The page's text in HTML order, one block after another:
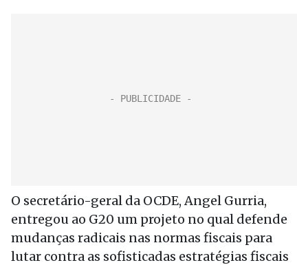
O secretário-geral da OCDE, Angel Gurria,
entregou ao G20 um projeto no qual defende
mudanças radicais nas normas fiscais para
lutar contra as sofisticadas estratégias fiscais